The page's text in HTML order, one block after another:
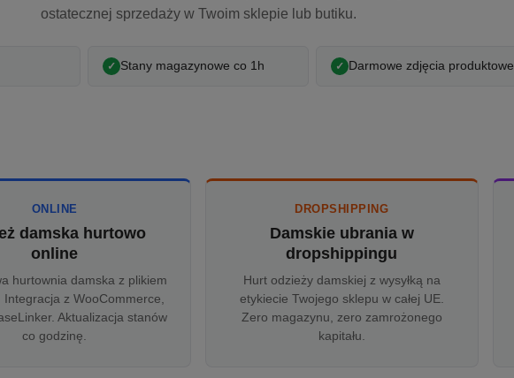
ostatecznej sprzedaży w Twoim sklepie lub butiku.
Stany magazynowe co 1h Darmowe zdjęcia produktowe
ONLINE
damska hurtowo
online
hurtownia damska z plikiem
Integracja z WooCommerce,
Aktualizacja stanów
co godzinę.
DROPSHIPPING
Damskie ubrania w
dropshippingu
Hurt odzieży damskiej z wysyłką na
etykiecie Twojego sklepu w całej UE.
Zero magazynu, zero zamrożonego
kapitału.